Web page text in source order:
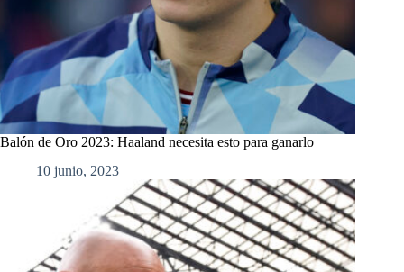
Balón de Oro 2023: Haaland necesita esto para ganarlo
10 junio, 2023